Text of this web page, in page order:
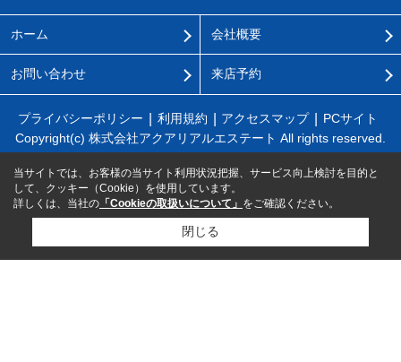
ホーム 会社概要
お問い合わせ 来店予約
プライバシーポリシー 利用規約 アクセスマップ
PCサイト
Copyright(c) 株式会社アクアリアルエステート All rights reserved.
当サイトでは、お客様の当サイト利用状況把握、サービス向上検討を目的と
して、クッキー（Cookie）を使用しています。
詳しくは、当社の 「Cookieの取扱いについて」 をご確認ください。
閉じる